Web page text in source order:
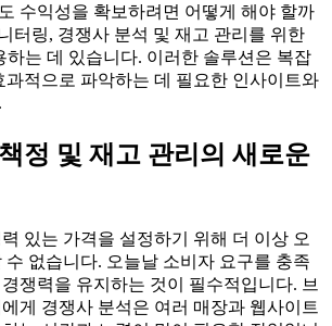
수익성을 확보하려면 어떻게 해야 할까
터링, 경쟁사 분석 및 재고 관리를 위한
하는 데 있습니다. 이러한 솔루션은 복잡
과적으로 파악하는 데 필요한 인사이트와
정 및 재고 관리의 새로운
있는 가격을 설정하기 위해 더 이상 오
수 없습니다. 오늘날 소비자 요구를 충족
쟁력을 유지하는 것이 필수적입니다. 브
게 경쟁사 분석은 여러 매장과 웹사이트